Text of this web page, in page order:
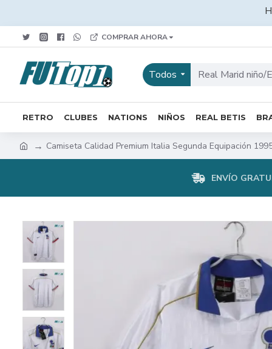
COMPRAR AHORA
Todos
RETRO CLUBES NATIONS NIÑOS REAL BETIS
Camiseta Calidad Premium Italia Segunda Equipación
ENVÍO